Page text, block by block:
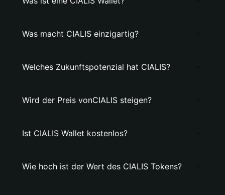
Was macht CIALIS einzigartig?
Welches Zukunftspotenzial hat CIALIS?
Wird der Preis vonCIALIS steigen?
Ist CIALIS Wallet kostenlos?
Wie hoch ist der Wert des CIALIS Tokens?